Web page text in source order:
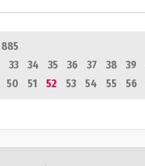
885
33 34 35 36 37 38 39
50 51 52 53 54 55 56